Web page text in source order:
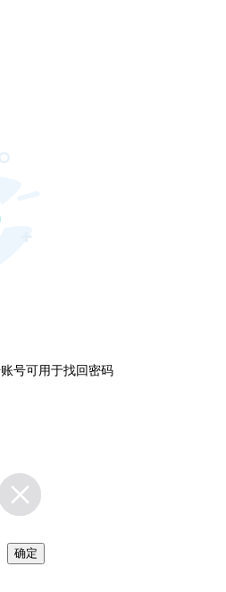
号可用于找回密码
确定